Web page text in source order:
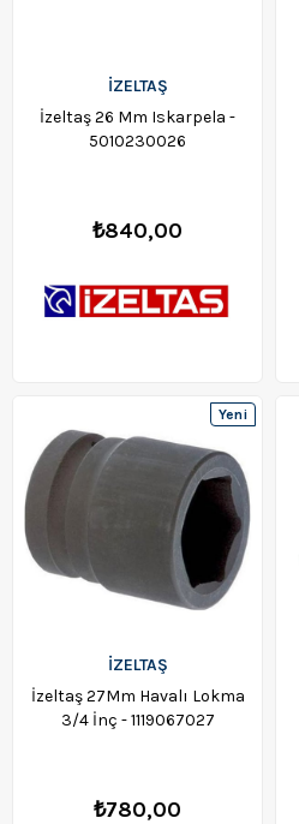
İZELTAŞ
İzeltaş 26 Mm Iskarpela -
5010230026
₺840,00
İZELTAŞ
İzeltaş 27Mm Havalı Lokma
3/4 İnç - 1119067027
₺780,00
Yeni